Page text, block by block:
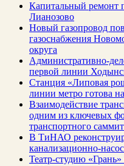
Капитальный ремонт
Лианозово
Новый газопровод
газоснабжения
округа
Административно-
первой линии
Станция «Липовая
линии метро готова
Взаимодействие
одним из ключевых
транспортного
В ТиНАО
канализационно-
Театр-студию